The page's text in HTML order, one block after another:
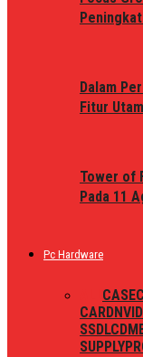
Dalam
Fitur
Tower of
Pada 11
Pc Hardware
CASE
CARD
SSDLCD
SUPPLY